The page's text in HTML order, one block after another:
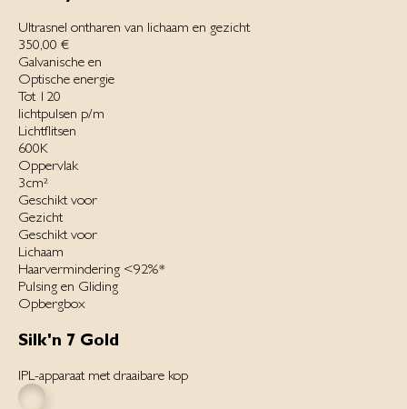
Ultrasnel ontharen van lichaam en gezicht
350,00 €
Galvanische en
Optische energie
Tot 120
lichtpulsen p/m
Lichtflitsen
600K
Oppervlak
3cm²
Geschikt voor
Gezicht
Geschikt voor
Lichaam
Haarvermindering <92%*
Pulsing en Gliding
Opbergbox
Silk'n 7 Gold
IPL-apparaat met draaibare kop